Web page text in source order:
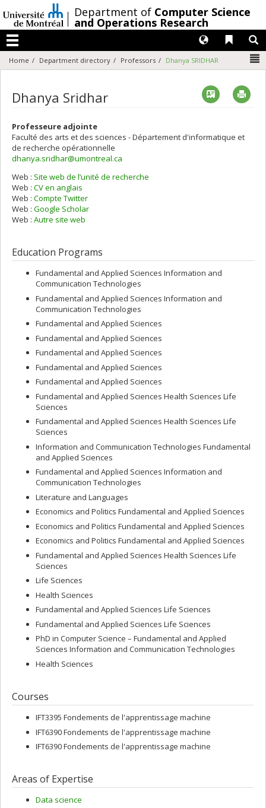
au
contenu
/Department of Computer Science
and Operations Research
Menu
Liens
Langues
Home Department directory Professors Dhanya SRIDHAR
Dhanya Sridhar Vcard
Professeure adjointe
Faculté des arts et des sciences - Département d'informatique et
de recherche opérationnelle
dhanya.sridhar@umontreal.ca
Web : Site web de l’unité de recherche
Web : CV en anglais
Web : Compte Twitter
Web : Google Scholar
Web : Autre site web
Education Programs
Fundamental and Applied Sciences Information and
Communication Technologies
Fundamental and Applied Sciences Information and
Communication Technologies
Fundamental and Applied Sciences
Fundamental and Applied Sciences
Fundamental and Applied Sciences
Fundamental and Applied Sciences
Fundamental and Applied Sciences
Fundamental and Applied Sciences Health Sciences Life
Sciences
Fundamental and Applied Sciences Health Sciences Life
Sciences
Information and Communication Technologies Fundamental
and Applied Sciences
Fundamental and Applied Sciences Information and
Communication Technologies
Literature and Languages
Economics and Politics Fundamental and Applied Sciences
Economics and Politics Fundamental and Applied Sciences
Economics and Politics Fundamental and Applied Sciences
Fundamental and Applied Sciences Health Sciences Life
Sciences
Life Sciences
Health Sciences
Fundamental and Applied Sciences Life Sciences
Fundamental and Applied Sciences Life Sciences
PhD in Computer Science – Fundamental and Applied
Sciences Information and Communication Technologies
Health Sciences
Courses
IFT3395 Fondements de l'apprentissage machine
IFT6390 Fondements de l'apprentissage machine
IFT6390 Fondements de l'apprentissage machine
Areas of Expertise
Data science